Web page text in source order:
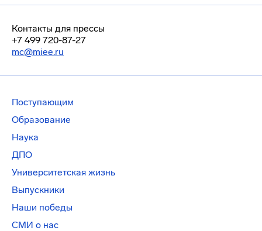
Контакты для прессы
+7 499 720-87-27
mc@miee.ru
Поступающим
Образование
Наука
ДПО
Университетская жизнь
Выпускники
Наши победы
СМИ о нас